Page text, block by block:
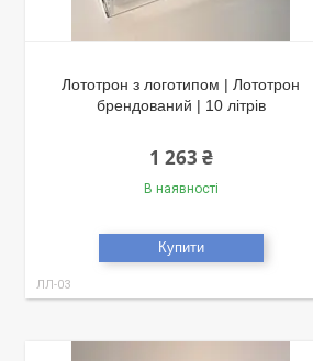
Лототрон з логотипом | Лототрон
брендований | 10 літрів
1 263 ₴
В наявності
Купити
ЛЛ-03